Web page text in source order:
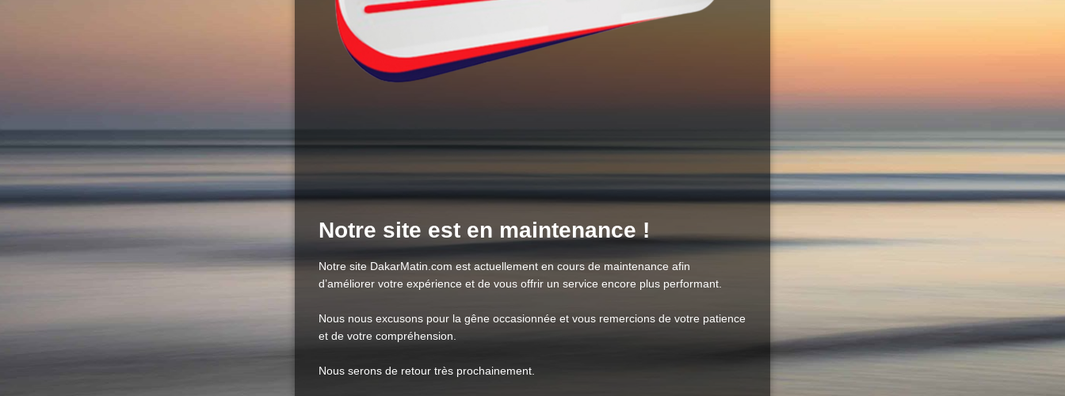
Notre site est en maintenance !
Notre site DakarMatin.com est actuellement en cours de maintenance afin
d’améliorer votre expérience et de vous offrir un service encore plus performant.
Nous nous excusons pour la gêne occasionnée et vous remercions de votre patience
et de votre compréhension.
Nous serons de retour très prochainement.